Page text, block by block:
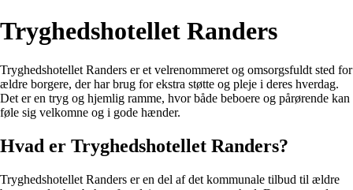
Tryghedshotellet Randers
Tryghedshotellet Randers er et velrenommeret og omsorgsfuldt sted for
ældre borgere, der har brug for ekstra støtte og pleje i deres hverdag.
Det er en tryg og hjemlig ramme, hvor både beboere og pårørende kan
føle sig velkomne og i gode hænder.
Hvad er Tryghedshotellet Randers?
Tryghedshotellet Randers er en del af det kommunale tilbud til ældre